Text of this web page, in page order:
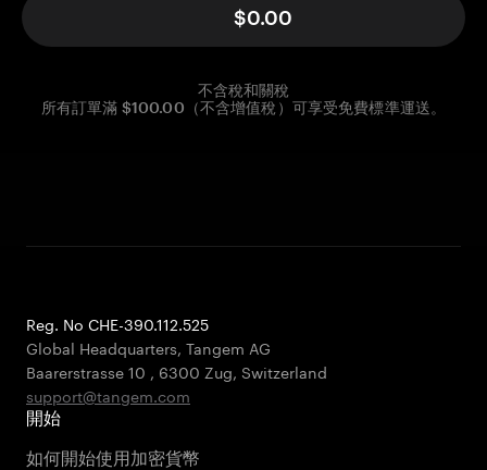
$0.00
不含稅和關稅
所有訂單滿 $100.00（不含增值稅）可享受免費標準運送。
Reg. No CHE-390.112.525
Global Headquarters, Tangem AG
Baarerstrasse 10 , 6300 Zug, Switzerland
support@tangem.com
開始
如何開始使用加密貨幣